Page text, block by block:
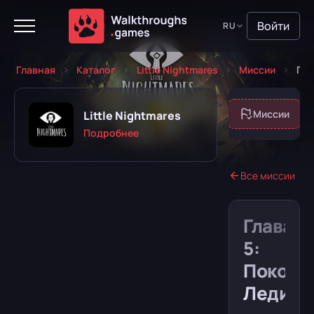
RU Войти
Главная Каталог Little Nightmares Миссии
Little Nightmares
Подробнее
Об игре Миссии
Все миссии
Глава
5:
Покои
Леди